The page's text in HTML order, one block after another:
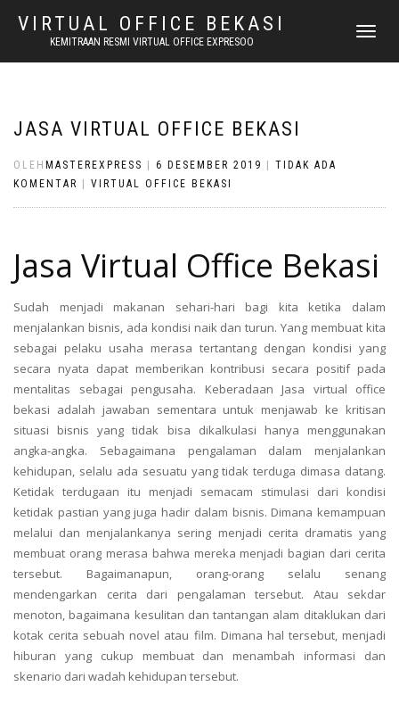
VIRTUAL OFFICE BEKASI
KEMITRAAN RESMI VIRTUAL OFFICE EXPRESOO
NAVIGASI
JASA VIRTUAL OFFICE BEKASI
OLEH MASTEREXPRESS 6 DESEMBER 2019
TIDAK ADA
KOMENTAR
VIRTUAL OFFICE BEKASI
Jasa Virtual Office Bekasi
Sudah menjadi makanan sehari-hari bagi kita ketika dalam
menjalankan bisnis, ada kondisi naik dan turun. Yang membuat kita
sebagai pelaku usaha merasa tertantang dengan kondisi yang
secara nyata dapat memberikan kontribusi secara positif pada
mentalitas sebagai pengusaha. Keberadaan Jasa virtual office
bekasi adalah jawaban sementara untuk menjawab ke kritisan
situasi bisnis yang tidak bisa dikalkulasi hanya menggunakan
angka-angka. Sebagaimana pengalaman dalam menjalankan
kehidupan, selalu ada sesuatu yang tidak terduga dimasa datang.
Ketidak terdugaan itu menjadi semacam stimulasi dari kondisi
ketidak pastian yang juga hadir dalam bisnis. Dimana kemampuan
melalui dan menjalankanya sering menjadi cerita dramatis yang
membuat orang merasa bahwa mereka menjadi bagian dari cerita
tersebut. Bagaimanapun, orang-orang selalu senang
mendengarkan cerita dari pengalaman tersebut. Atau sekdar
menoton, bagaimana kesulitan dan tantangan alam ditaklukan dari
kotak cerita sebuah novel atau film. Dimana hal tersebut, menjadi
hiburan yang cukup membuat dan menambah informasi dan
skenario dari wadah kehidupan tersebut.